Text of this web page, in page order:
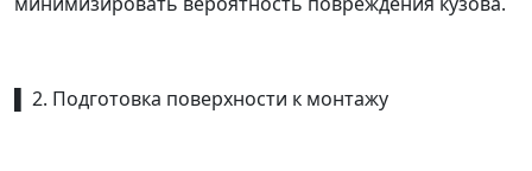
▌ 2. Подготовка поверхности к монтажу